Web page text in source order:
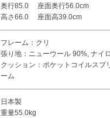
奥行85.0 座面奥行56.0cm
高さ66.0 座面高39.0cm
フレーム：クリ
張り地：ニューウール 90%, ナイ
クッション：ポケットコイルスプ
ーム
日本製
重量55.0kg